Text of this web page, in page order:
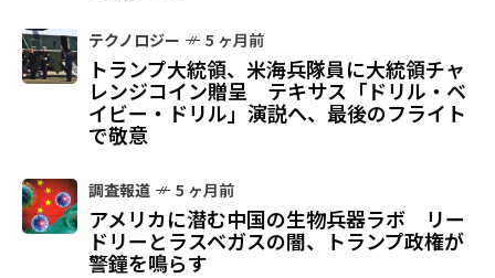
テクノロジー 5 ヶ月前
トランプ大統領、米海兵隊員に大統領チャ
レンジコイン贈呈 テキサス「ドリル・ベ
イビー・ドリル」演説へ、最後のフライト
で敬意
調査報道 5 ヶ月前
アメリカに潜む中国の生物兵器ラボ リー
ドリーとラスベガスの闇、トランプ政権が
警鐘を鳴らす